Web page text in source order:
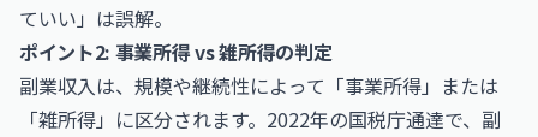
ていい」は誤解。
ポイント2: 事業所得 vs 雑所得の判定
副業収入は、規模や継続性によって「事業所得」または
「雑所得」に区分されます。2022年の国税庁通達で、副